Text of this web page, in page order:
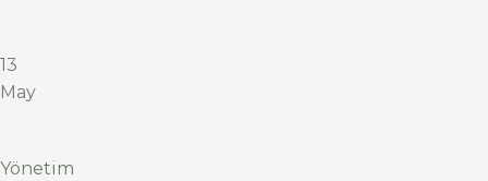
13
May
Yönetim